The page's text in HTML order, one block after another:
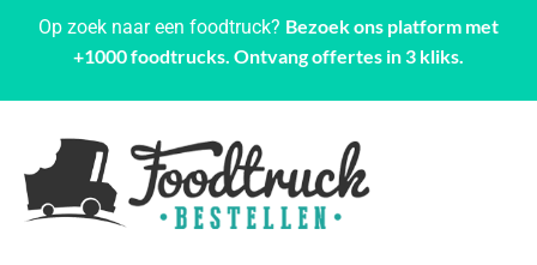
Op zoek naar een foodtruck? Bezoek ons platform met
+1000 foodtrucks. Ontvang offertes in 3 kliks.